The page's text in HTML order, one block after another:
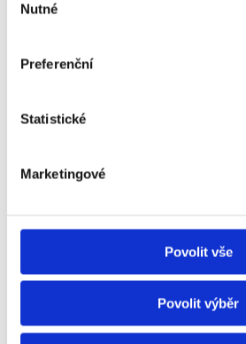
souhlasu
Nutné
Preferenční
Statistické
Marketingové
Povolit vše
Povolit výběr